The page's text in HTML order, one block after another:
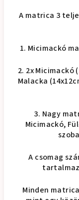
A matrica 3
1. Micimackó
2. 2x Micimackó
Malacka
3. Nagy
Micimackó,
A csomag
Minden